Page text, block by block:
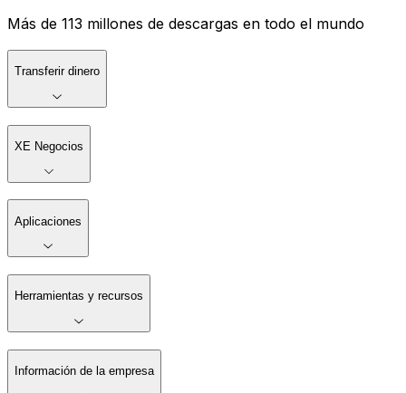
Más de 113 millones de descargas en todo el mundo
Transferir dinero
XE Negocios
Aplicaciones
Herramientas y recursos
Información de la empresa